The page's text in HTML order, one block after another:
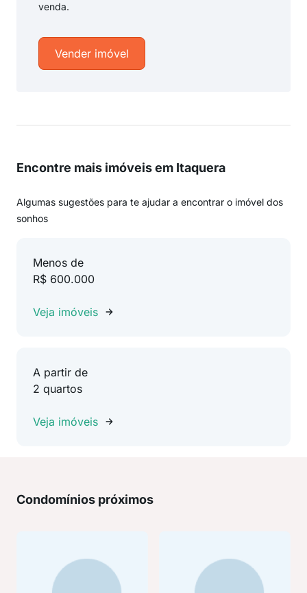
venda.
Vender imóvel
Encontre mais imóveis em Itaquera
Algumas sugestões para te ajudar a encontrar o imóvel dos
sonhos
Menos de
R$ 600.000
Veja imóveis
A partir de
2 quartos
Veja imóveis
Condomínios próximos